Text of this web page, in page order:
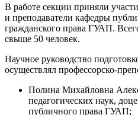
В работе секции приняли
и преподаватели кафедры
гражданского права ГУАП.
свыше 50 человек.
Научное руководство
осуществлял профессорско-
Полина Михайловна
педагогических наук,
публичного права ГУАП;